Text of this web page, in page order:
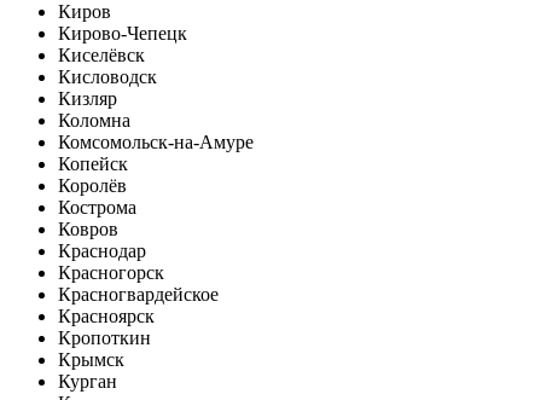
Киров
Кирово-Чепецк
Киселёвск
Кисловодск
Кизляр
Коломна
Комсомольск-на-Амуре
Копейск
Королёв
Кострома
Ковров
Краснодар
Красногорск
Красногвардейское
Красноярск
Кропоткин
Крымск
Курган